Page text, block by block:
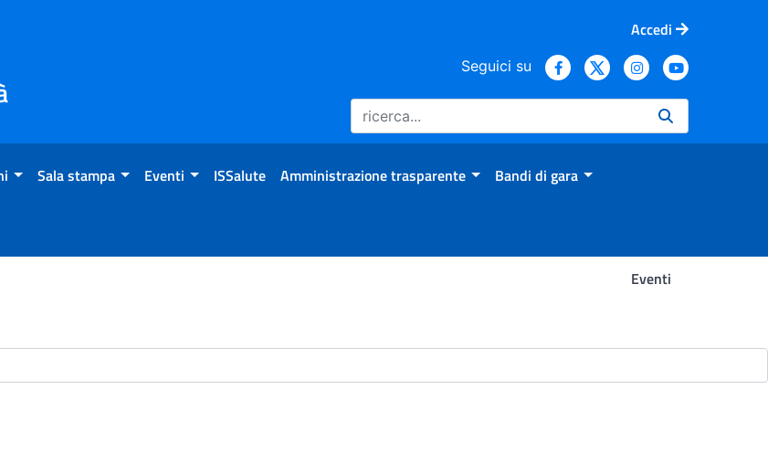
Accedi
Seguici su
Sala stampa Eventi ISSalute Amministrazione trasparente Bandi di gara
Eventi